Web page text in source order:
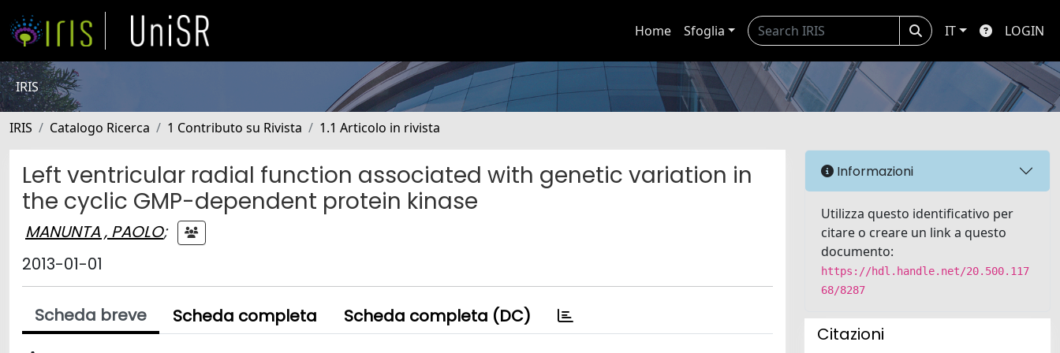
Home Sfoglia IT LOGIN
IRIS
IRIS Catalogo Ricerca 1 Contributo su Rivista 1.1 Articolo in rivista
Left ventricular radial function associated with genetic variation in
the cyclic GMP-dependent protein kinase
MANUNTA , PAOLO;
2013-01-01
Scheda breve Scheda completa Scheda completa (DC)
Informazioni
Utilizza questo identificativo per
citare o creare un link a questo
documento:
https://hdl.handle.net/20.500.117
68/8287
Citazioni